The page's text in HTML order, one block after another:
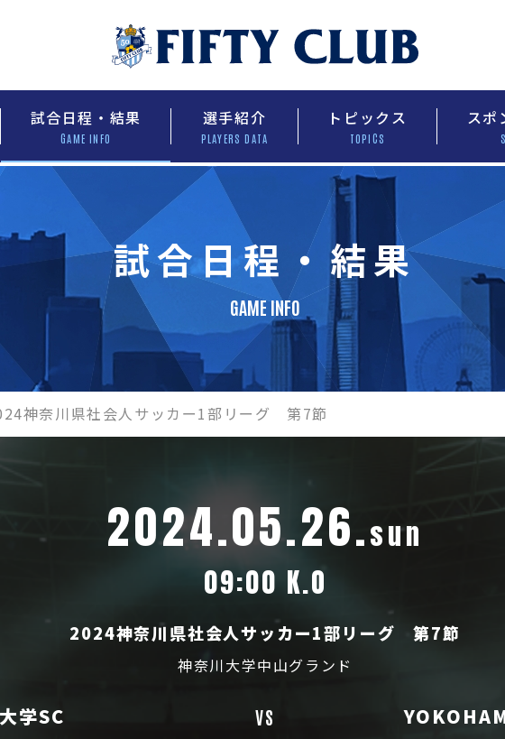
試合日程・結果
GAME INFO
選手紹介
PLAYERS DATA
トピックス
TOPICS
スポ
試合日程・結果
GAME INFO
神奈川県社会人サッカー1部リーグ 第7節
2024.05.26.sun
09:00 K.O
2024神奈川県社会人サッカー1部リーグ 第7節
神奈川大学中山グランド
学SC VS